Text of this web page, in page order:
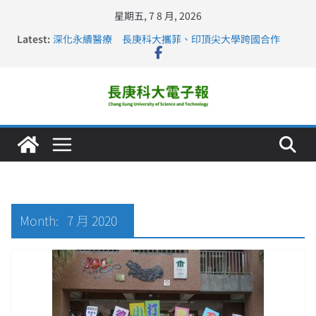
星期五, 7 8 月, 2026
Latest: 深化永續醫療 長庚科大攜菲、印頂尖大學跨國合作
長庚科大訪凱瑟醫療集團、美容學校收穫豐
仁德醫專與長庚科大締結策略聯盟 培育護理尖兵
長庚科大連四年穩居《遠見》醫學大學第5名 辦學實力再
Month: 7 月 2020